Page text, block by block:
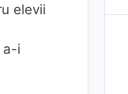
elevii
a-i